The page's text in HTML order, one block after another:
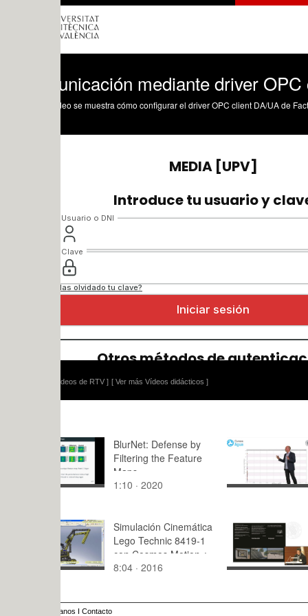
mediante driver OPC client
[ Ver más Vídeos didácticos ]
BlurNet: Defense by
Filtering the Feature
Maps
1:10 · 2020
Gráficos
3:08 · 2017
Simulación Cinemática
Lego Technic 8419-1
con Cosmos Motion ¿
10 de 11 - no audio
8:04 · 2016
Pedro
Ángel
16:26 ·